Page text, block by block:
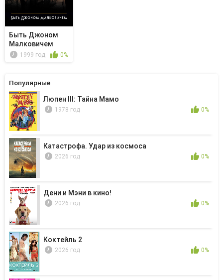
Популярные
Люпен III: Тайна Мамо
1978 год 0%
Катастрофа. Удар из космоса
2026 год 0%
Дени и Мэни в кино!
2026 год 0%
Коктейль 2
2026 год 0%
Быть Джоном
Малковичем
1999 год 0%